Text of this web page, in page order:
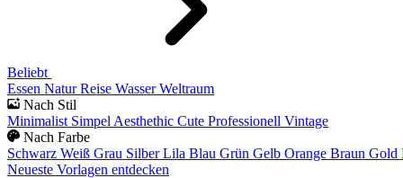
Beliebt
Essen Natur Reise Wasser Weltraum
Nach Stil
Minimalist Simpel Aesthethic Cute Professionell Vintage
Nach Farbe
Schwarz Weiß Grau Silber Lila Blau Grün Gelb Orange Braun Gold
Neueste Vorlagen entdecken